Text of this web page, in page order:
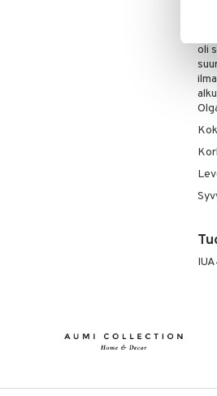
oli